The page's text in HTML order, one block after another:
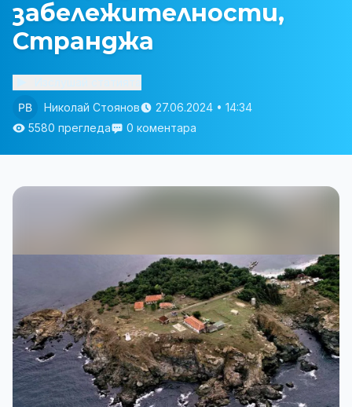
забележителности,
Странджа
Николай Стоянов
27.06.2024 • 14:34
5580 прегледа
0 коментара